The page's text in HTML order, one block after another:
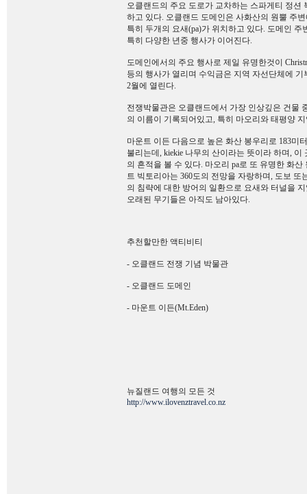
오클랜드의 주요 도로가 교차하는 스파게티 정
하고 있다. 오클랜드 도메인은 사화산의 원뿔 주
특히 두개의 요새(pa)가 위치하고 있다. 도메인
특히 다양한 년중 행사가 이어진다.
도메인에서의 주요 행사로 제일 유명한것이
등의 행사가 열리며 수익금은 지역 자선단체에 기
2월에 열린다.
전쟁박물관은 오클랜드에서 가장 인상깊은 건물
의 이름이 기록되어있고, 특히 마오리와 태평양
마운트 이든 다음으로 높은 화산 봉우리로 183미
불리는데, kiekie 나무의 산이라는 뜻이라 하며,
의 흔적을 볼 수 있다. 마오리 pa로 또 유명한 화
트 빅토리아는 360도의 전망을 자랑하며, 도보
의 침략에 대한 방어의 일환으로 요새와 터널을
오래된 무기들은 아직도 남아있다.
추천할만한 액티비티
- 오클랜드 전쟁 기념 박물관
- 오클랜드 도메인
- 마운트 이든(Mt.Eden)
뉴질랜드 여행의 모든 것
http://www.ilovenztravel.co.nz